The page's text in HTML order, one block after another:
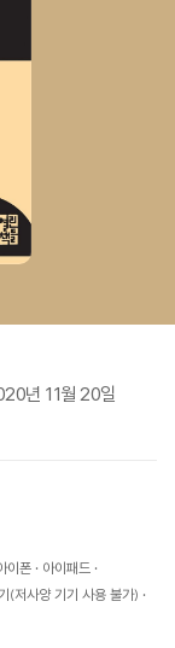
년 11월 20일
이폰
아이패드
(저사양 기기 사용 불가)